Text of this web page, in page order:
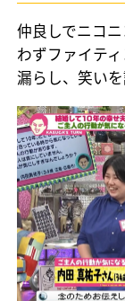
仲良しでニコ
わずファイテ
漏らし、笑いを